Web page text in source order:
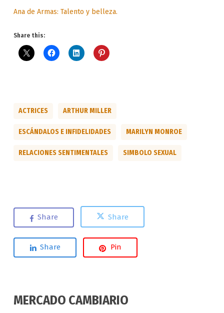
Ana de Armas: Talento y belleza.
Share this:
ACTRICES ARTHUR MILLER
ESCÁNDALOS E INFIDELIDADES MARILYN MONROE
RELACIONES SENTIMENTALES SIMBOLO SEXUAL
Share Share
Share Pin
MERCADO CAMBIARIO